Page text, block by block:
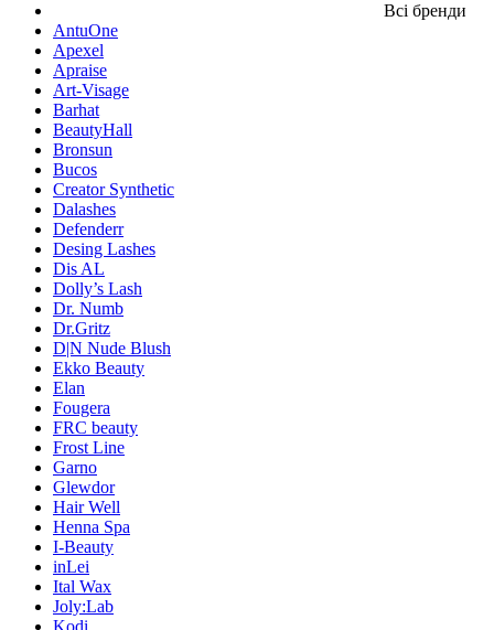
Всі бренди
AntuOne
Apexel
Apraise
Art-Visage
Barhat
BeautyHall
Bronsun
Bucos
Creator Synthetic
Dalashes
Defenderr
Desing Lashes
Dis AL
Dolly’s Lash
Dr. Numb
Dr.Gritz
D|N Nude Blush
Ekko Beauty
Elan
Fougera
FRC beauty
Frost Line
Garno
Glewdor
Hair Well
Henna Spa
I-Beauty
inLei
Ital Wax
Joly:Lab
Kodi